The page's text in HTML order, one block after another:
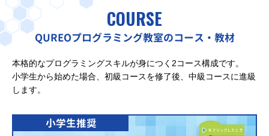
COURSE
QUREOプログラミング教室のコース・教材
本格的なプログラミングスキルが身につく2コース構成です。
小学生から始めた場合、初級コースを修了後、中級コースに進級
します。
小学生推奨